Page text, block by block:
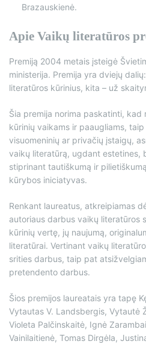
Brazauskienė.
Apie Vaikų literatūros
Premiją 2004 metais įsteigė
ministerija. Premija yra dviejų
literatūros kūrinius, kita – už
Šia premija norima paskatinti,
kūrinių vaikams ir paaugliams,
visuomeninių ar privačių įstaigų,
vaikų literatūrą, ugdant estetines,
stiprinant tautiškumą ir
kūrybos iniciatyvas.
Renkant laureatus, atkreipiamas
autoriaus darbus vaikų literatūros
kūrinių vertę, jų naujumą,
literatūrai. Vertinant vaikų
srities darbus, taip pat
pretendento darbus.
Šios premijos laureatais yra tapę
Vytautas V. Landsbergis, Vytautė
Violeta Palčinskaitė, Ignė
Vainilaitienė, Tomas Dirgėla,